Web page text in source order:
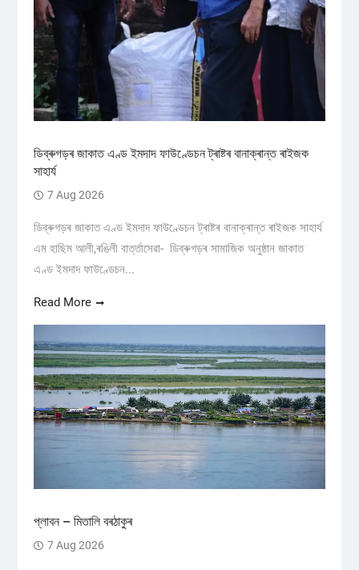
ডিব্ৰুগড়ৰ জাকাত এণ্ড ইমদাদ ফাউণ্ডেচন ট্ৰাষ্টৰ বানাক্ৰান্ত ৰাইজক
সাহাৰ্য
7 Aug 2026
ডিব্ৰুগড়ৰ জাকাত এণ্ড ইমদাদ ফাউণ্ডেচন ট্ৰাষ্টৰ বানাক্ৰান্ত ৰাইজক সাহাৰ্য
এম হাছিম আলী,ৰঙিলী বাৰ্ত্তাসেৱা- ডিব্ৰুগড়ৰ সামাজিক অনুষ্ঠান জাকাত
এণ্ড ইমদাদ ফাউণ্ডেচন...
Read More
প্লাবন – মিতালি বৰঠাকুৰ
7 Aug 2026